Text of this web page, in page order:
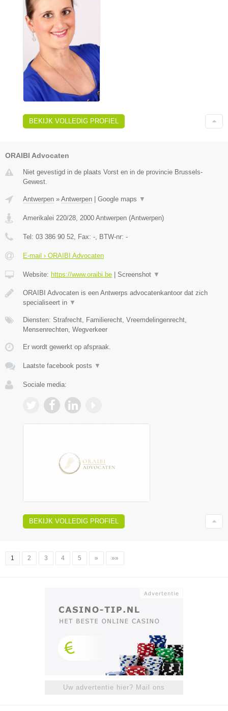
BEKIJK VOLLEDIG PROFIEL
ORAIBI Advocaten
Niet gevestigd in de plaats Vorst en in de provincie Brussels-
Gewest.
Antwerpen » Antwerpen | Google maps ▼
Amerikalei 220/28 2000 Antwerpen (Antwerpen)
Tel: 03 386 90 52 , Fax: - , BTW-nr: -
E-mail › ORAIBI Advocaten
Website: https://www.oraibi.be | Screenshot ▼
ORAIBI Advocaten is een Antwerps advocatenkantoor dat zich
specialiseert in ▼
Diensten: Strafrecht, Familierecht, Vreemdelingenrecht,
Mensenrechten, Wegverkeer
Er wordt gewerkt op afspraak.
Laatste facebook posts ▼
Sociale media:
BEKIJK VOLLEDIG PROFIEL
1 2 3 4 5 » »»
Uw advertentie hier? Mail ons